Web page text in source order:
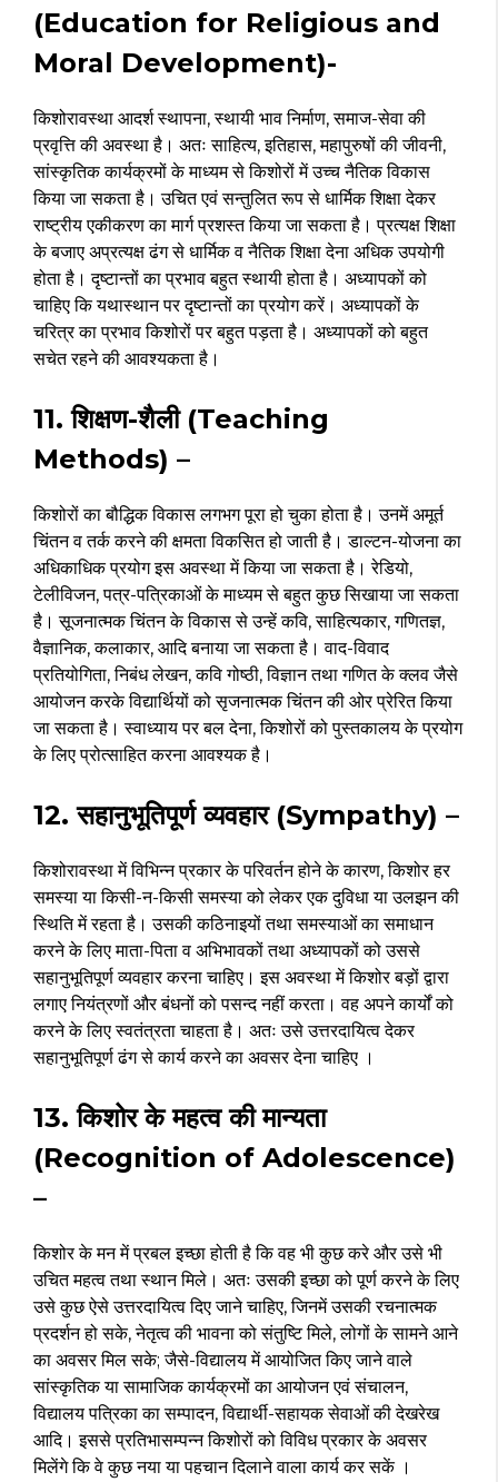
(Education for Religious and
Moral Development)-
किशोरावस्था आदर्श स्थापना, स्थायी भाव निर्माण, समाज-सेवा की
प्रवृत्ति की अवस्था है। अतः साहित्य, इतिहास, महापुरुषों की जीवनी,
सांस्कृतिक कार्यक्रमों के माध्यम से किशोरों में उच्च नैतिक विकास
किया जा सकता है। उचित एवं सन्तुलित रूप से धार्मिक शिक्षा देकर
राष्ट्रीय एकीकरण का मार्ग प्रशस्त किया जा सकता है। प्रत्यक्ष शिक्षा
के बजाए अप्रत्यक्ष ढंग से धार्मिक व नैतिक शिक्षा देना अधिक उपयोगी
होता है। दृष्टान्तों का प्रभाव बहुत स्थायी होता है। अध्यापकों को
चाहिए कि यथास्थान पर दृष्टान्तों का प्रयोग करें। अध्यापकों के
चरित्र का प्रभाव किशोरों पर बहुत पड़ता है। अध्यापकों को बहुत
सचेत रहने की आवश्यकता है।
11. शिक्षण-शैली (Teaching
Methods) –
किशोरों का बौद्धिक विकास लगभग पूरा हो चुका होता है। उनमें अमूर्त
चिंतन व तर्क करने की क्षमता विकसित हो जाती है। डाल्टन-योजना का
अधिकाधिक प्रयोग इस अवस्था में किया जा सकता है। रेडियो,
टेलीविजन, पत्र-पत्रिकाओं के माध्यम से बहुत कुछ सिखाया जा सकता
है। सूजनात्मक चिंतन के विकास से उन्हें कवि, साहित्यकार, गणितज्ञ,
वैज्ञानिक, कलाकार, आदि बनाया जा सकता है। वाद-विवाद
प्रतियोगिता, निबंध लेखन, कवि गोष्ठी, विज्ञान तथा गणित के क्लव जैसे
आयोजन करके विद्यार्थियों को सृजनात्मक चिंतन की ओर प्रेरित किया
जा सकता है। स्वाध्याय पर बल देना, किशोरों को पुस्तकालय के प्रयोग
के लिए प्रोत्साहित करना आवश्यक है।
12. सहानुभूतिपूर्ण व्यवहार (Sympathy) –
किशोरावस्था में विभिन्न प्रकार के परिवर्तन होने के कारण, किशोर हर
समस्या या किसी-न-किसी समस्या को लेकर एक दुविधा या उलझन की
स्थिति में रहता है। उसकी कठिनाइयों तथा समस्याओं का समाधान
करने के लिए माता-पिता व अभिभावकों तथा अध्यापकों को उससे
सहानुभूतिपूर्ण व्यवहार करना चाहिए। इस अवस्था में किशोर बड़ों द्वारा
लगाए नियंत्रणों और बंधनों को पसन्द नहीं करता। वह अपने कार्यों को
करने के लिए स्वतंत्रता चाहता है। अतः उसे उत्तरदायित्व देकर
सहानुभूतिपूर्ण ढंग से कार्य करने का अवसर देना चाहिए ।
13. किशोर के महत्व की मान्यता
(Recognition of Adolescence)
–
किशोर के मन में प्रबल इच्छा होती है कि वह भी कुछ करे और उसे भी
उचित महत्व तथा स्थान मिले। अतः उसकी इच्छा को पूर्ण करने के लिए
उसे कुछ ऐसे उत्तरदायित्व दिए जाने चाहिए, जिनमें उसकी रचनात्मक
प्रदर्शन हो सके, नेतृत्व की भावना को संतुष्टि मिले, लोगों के सामने आने
का अवसर मिल सके; जैसे-विद्यालय में आयोजित किए जाने वाले
सांस्कृतिक या सामाजिक कार्यक्रमों का आयोजन एवं संचालन,
विद्यालय पत्रिका का सम्पादन, विद्यार्थी-सहायक सेवाओं की देखरेख
आदि। इससे प्रतिभासम्पन्न किशोरों को विविध प्रकार के अवसर
मिलेंगे कि वे कुछ नया या पहचान दिलाने वाला कार्य कर सकें ।